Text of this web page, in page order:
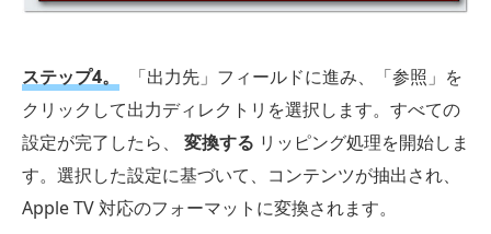
ステップ4。
「出力先」フィールドに進み、「参照」を
クリックして出力ディレクトリを選択します。すべての
設定が完了したら、 変換する リッピング処理を開始しま
す。選択した設定に基づいて、コンテンツが抽出され、
Apple TV 対応のフォーマットに変換されます。